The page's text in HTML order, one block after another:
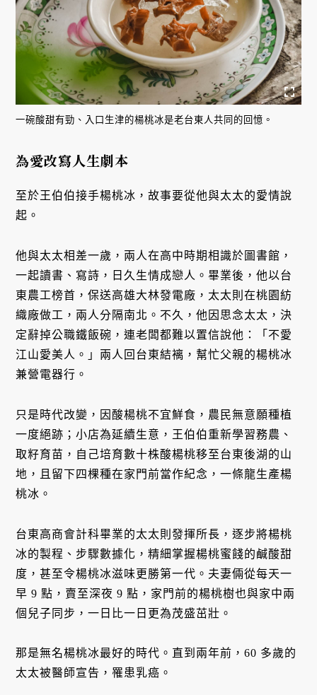
一碗酸甜有勁、入口生津的楊桃冰是老台東人共同的回憶。
為愛改寫人生劇本
至於王伯伯接手楊桃冰，故事要從他與太太的愛情說
起。
他與太太相差一歲，兩人在高中時期相識於圖書館，
一起讀書、寫詩，日久生情成戀人。畢業後，他以台
東農工榜首，保送高雄大林發電廠，太太則在桃園紡
織廠做工，兩人分隔南北。不久，他因思念太太，決
定辭掉公職鐵飯碗，連老闆都難以置信說他：「不愛
江山愛美人。」兩人回台東結褵，幫忙父親的楊桃冰
兼營電器行。
只是時代改變，因酸楊桃不宜鮮食，農民無意願種植
一度絕跡；小店為延續生意，王伯伯重新學習務農、
取籽育苗，自己培育數十株酸楊桃移至台東後湖的山
地，且留下四棵種在家門前當作紀念，一條龍生產楊
桃冰。
台東高商會計科畢業的太太則發揮所長，逐步將楊桃
冰的製程、步驟數據化，精細掌握楊桃蜜餞的鹹酸甜
度，甚至令楊桃冰滋味更勝第一代。夫妻倆從每天一
早 9 點，賣至深夜 9 點，家門前的楊桃樹也與家中兩
個兒子同步，一日比一日更為茂盛茁壯。
那是無名楊桃冰最好的時代。直到兩年前，60 多歲的
太太被醫師宣告，罹患乳癌。